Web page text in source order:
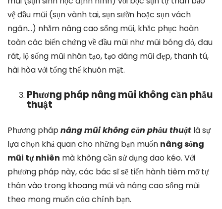
vệ đầu mũi (sụn vành tai, sụn sườn hoặc sụn vách
ngăn…) nhằm nâng cao sống mũi, khắc phục hoàn
toàn các biến chứng về đầu mũi như mũi bóng đỏ, đau
rát, lộ sống mũi nhân tạo, tạo dáng mũi đẹp, thanh tú,
hài hòa với tổng thể khuôn mặt.
Phương pháp nâng mũi không cần phẫu
thuật
Phương phápnâng mũi không cần phẫu thuật là sự
lựa chọn khả quan cho những bạn muốn nâng sống
mũi tự nhiên mà không cần sử dụng dao kéo. Với
phương pháp này, các bác sĩ sẽ tiến hành tiêm mỡ tự
thân vào trong khoang mũi và nâng cao sống mũi
theo mong muốn của chính bạn.